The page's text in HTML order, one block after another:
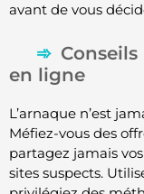
avant de vous
en ligne
L’arnaque n’est
Méfiez-vous des
partagez jamais
sites suspects.